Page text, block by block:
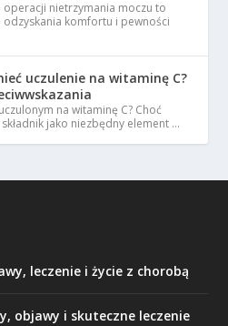
operacji nietrzymania moczu to
komfortu i pewności
uczulenie na witaminę C?
na witaminę C? Choć
jako niezbędny element …
leczenie i życie z chorobą
objawy i skuteczne leczenie